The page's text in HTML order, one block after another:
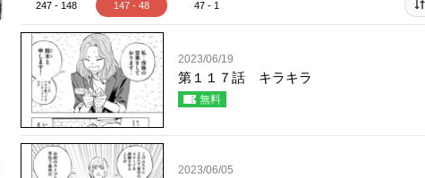
247 - 148 147 - 48 47 - 1
2023/06/19
第１１７話 キラキラ
無料
2023/06/05